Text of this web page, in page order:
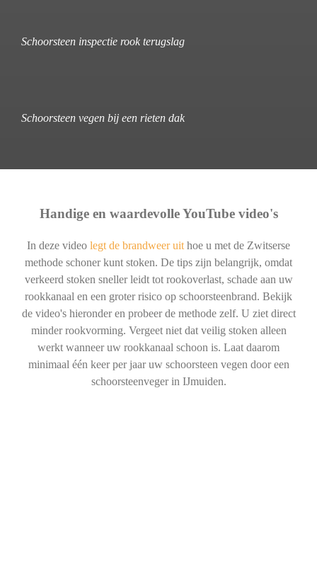
Schoorsteen inspectie rook terugslag
Schoorsteen vegen bij een rieten dak
Handige en waardevolle YouTube video's
In deze video legt de brandweer uit hoe u met de Zwitserse
methode schoner kunt stoken. De tips zijn belangrijk, omdat
verkeerd stoken sneller leidt tot rookoverlast, schade aan uw
rookkanaal en een groter risico op schoorsteenbrand. Bekijk
de video's hieronder en probeer de methode zelf. U ziet direct
minder rookvorming. Vergeet niet dat veilig stoken alleen
werkt wanneer uw rookkanaal schoon is. Laat daarom
minimaal één keer per jaar uw schoorsteen vegen door een
schoorsteenveger in IJmuiden.